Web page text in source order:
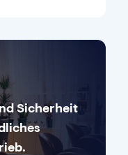
Sicherheit